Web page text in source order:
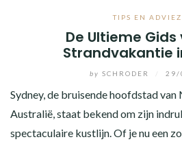
TIPS EN
De Ultieme
Strandvakantie
by SCHRODER 29/
Sydney, de bruisende hoofdstad van
Australië, staat bekend om zijn
spectaculaire kustlijn. Of je nu een